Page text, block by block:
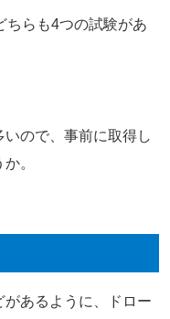
ちらも4つの試験があ
ので、事前に取得し
。
あるように、ドロー